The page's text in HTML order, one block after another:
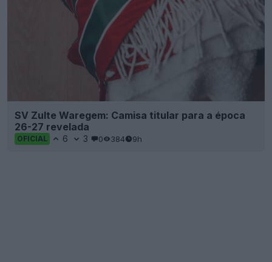
SV Zulte Waregem: Camisa titular para a época
26-27 revelada
OFICIAL 6 3 0 384 9h